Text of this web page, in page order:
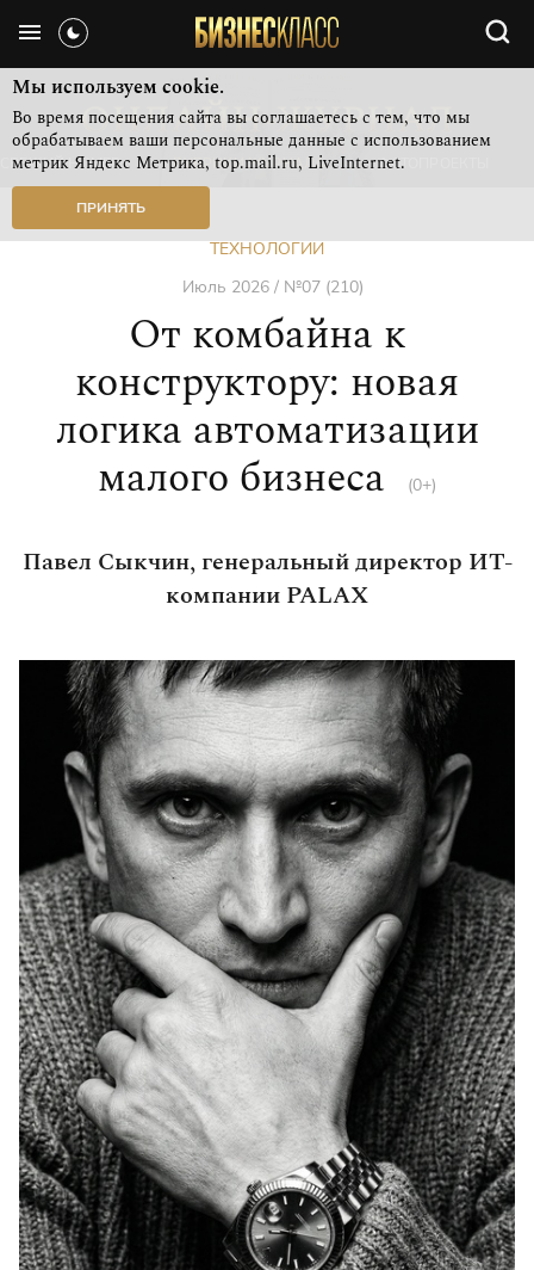
СВЕЖИЙ НОМЕР РУБРИКИ ЖУРНАЛА ФОТОПРОЕКТЫ
Мы используем cookie.
Во время посещения сайта вы соглашаетесь с тем, что мы
обрабатываем ваши персональные данные с использованием
метрик Яндекс Метрика, top.mail.ru, LiveInternet.
ПРИНЯТЬ
ТЕХНОЛОГИИ
Июль 2026 / №07 (210)
От комбайна к
конструктору: новая
логика автоматизации
малого бизнеса (0+)
Павел Сыкчин, генеральный директор ИТ-
компании PALAX